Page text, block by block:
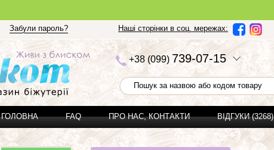
Забули пароль? Наші сторінки в соц. мережах:
+38 (099)739-07-15
ГОЛОВНА FAQ ПРО НАС, КОНТАКТИ ВІДГУКИ (3268)